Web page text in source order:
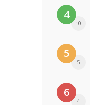
4
10
5
5
6
4